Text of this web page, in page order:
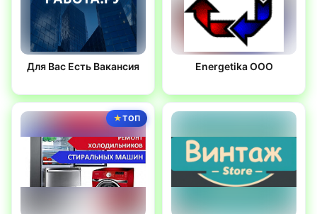
Для Вас Есть Вакансия Energetika OOO
ТОП